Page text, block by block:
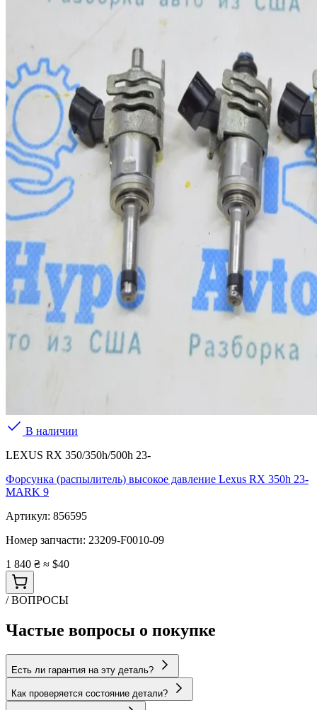
В наличии
LEXUS RX 350/350h/500h 23-
Форсунка (распылитель) высокое давление Lexus RX 350h 23-
MARK 9
Артикул: 856595
Номер запчасти: 23209-F0010-09
1 840 ₴ ≈ $40
/ ВОПРОСЫ
Частые вопросы о покупке
Есть ли гарантия на эту деталь?
Как проверяется состояние детали?